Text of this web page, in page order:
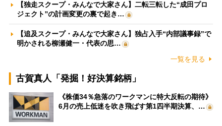
【独走スクープ・みんなで大家さん】二転三転した“成田プロ
ジェクト”の計画変更の裏で起き…
【追及スクープ・みんなで大家さん】独占入手“内部議事録”で
明かされる柳瀬健一・代表の思…
一覧を見る
古賀真人「発掘！好決算銘柄」
《株価34％急落のワークマンに特大反転の期待》
6月の売上低迷を吹き飛ばす第1四半期決算、…